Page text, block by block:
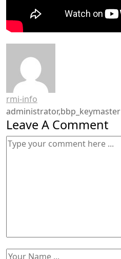
rmi-info
administrator,bbp_keymaster
Leave A Comment